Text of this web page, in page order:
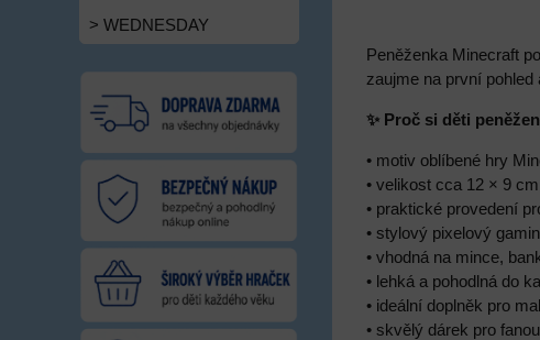
Peněženka Minecraft
zaujme na první
✨ Proč si děti
• motiv oblíbené hry
• velikost cca 12 × 9 cm
• praktické provedení
• stylový pixelový
• vhodná na mince,
• lehká a pohodlná do
• ideální doplněk pro
• skvělý dárek pro
> WEDNESDAY